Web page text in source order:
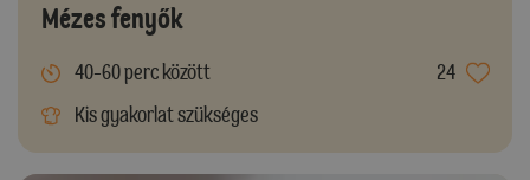
Mézes fenyők
40-60 perc között
24
Kis gyakorlat szükséges